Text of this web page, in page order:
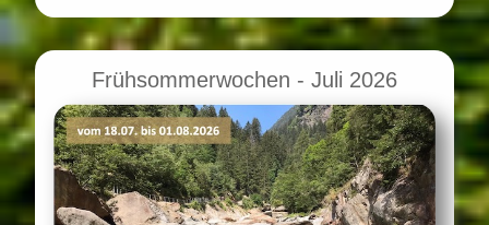
Frühsommerwochen - Juli 2026